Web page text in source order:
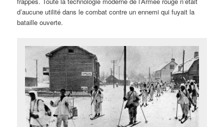
d’aucune utilité dans le combat contre un ennemi qui fuyait la
bataille ouverte.